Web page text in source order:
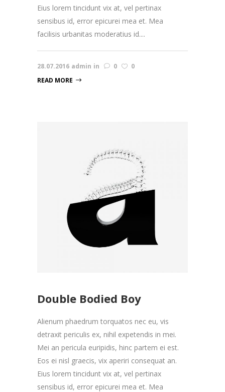
Eius lorem tincidunt vix at, vel pertinax
sensibus id, error epicurei mea et. Mea
facilisis urbanitas moderatius id....
28.07.2016 admin in 0
0
READ MORE
Double Bodied Boy
Alienum phaedrum torquatos nec eu, vis
detraxit periculis ex, nihil expetendis in mei.
Mei an pericula euripidis, hinc partem ei est.
Eos ei nisl graecis, vix aperiri consequat an.
Eius lorem tincidunt vix at, vel pertinax
sensibus id, error epicurei mea et. Mea